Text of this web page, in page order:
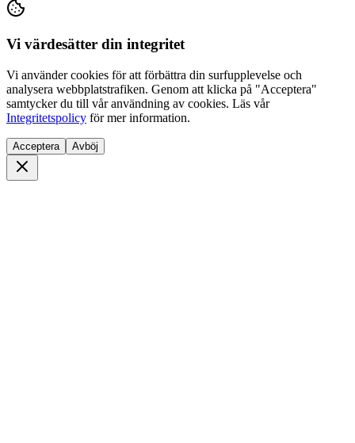
Vi värdesätter din integritet
Vi använder cookies för att förbättra din surfupplevelse och
analysera webbplatstrafiken. Genom att klicka på "Acceptera"
samtycker du till vår användning av cookies. Läs vår
Integritetspolicy för mer information.
Acceptera Avböj